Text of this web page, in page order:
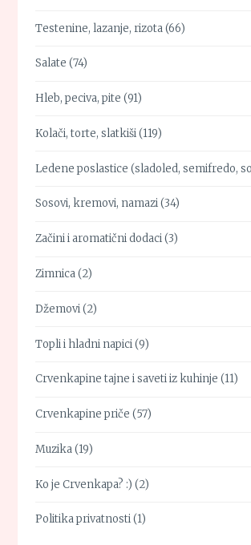
Testenine, lazanje, rizota(66)
Salate (74)
Hleb, peciva, pite (91)
Kolači, torte, slatkiši(119)
Ledene poslastice (sladoled, semifredo,
Sosovi, kremovi, namazi(34)
Začini i aromatični dodaci(3)
Zimnica(2)
Džemovi(2)
Topli i hladni napici(9)
Crvenkapine tajne i saveti iz kuhinje (11)
Crvenkapine priče (57)
Muzika(19)
Ko je Crvenkapa? :) (2)
Politika privatnosti(1)